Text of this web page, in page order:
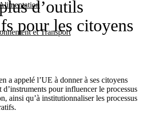
et Transport
d’outils
pour les citoyens
a appelé l’UE à donner à ses citoyens
d’instruments pour influencer le processus
ainsi qu’à institutionnaliser les processus